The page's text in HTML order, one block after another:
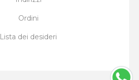
Ordini
Lista dei desideri